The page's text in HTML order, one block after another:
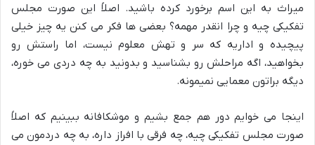
میراث به این اسم برخورد کرده باشید. اصلاً این صورت مجلس
تفکیکی چیه و چرا انقدر مهمه؟ بعضی ها فکر می کنن یه چیز خیلی
پیچیده و اداریه که سر و تهش معلوم نیست، اما راستش رو
بخواهید، اگه مراحلش رو بشناسید و بدونید به چه دردی می خوره،
دیگه براتون معمایی نمیمونه.
اینجا می خوایم دور هم جمع بشیم و موشکافانه ببینیم که اصلاً
صورت مجلس تفکیکی چیه، چه فرقی با افراز داره، به چه دردمون می